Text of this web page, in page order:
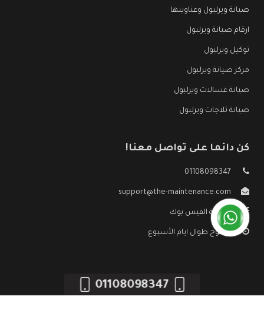
صيانة ويرلبول وعناوينها
ارقام صيانة ويرلبول
توكيل ويرلبول
مركز صيانة ويرلبول
صيانة غسالات ويرلبول
صيانة ثلاجات ويرلبول
كن دائما على تواصل معنا!
01108098347
support@the-maintenance.com
صفحة الفيس بوك
مفتوح طوال ايام الأسبوع
01108098347